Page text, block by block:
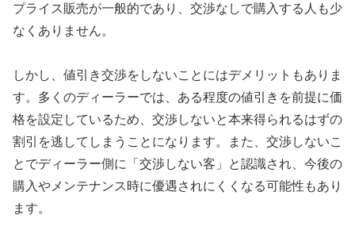
プライス販売が一般的であり、交渉なしで購入する人も少
なくありません。
しかし、値引き交渉をしないことにはデメリットもありま
す。多くのディーラーでは、ある程度の値引きを前提に価
格を設定しているため、交渉しないと本来得られるはずの
割引を逃してしまうことになります。また、交渉しないこ
とでディーラー側に「交渉しない客」と認識され、今後の
購入やメンテナンス時に優遇されにくくなる可能性もあり
ます。